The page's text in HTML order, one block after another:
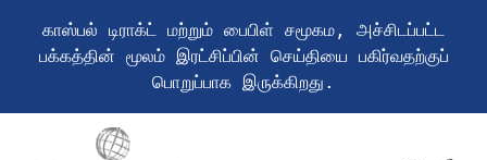
காஸ்பல் டிராக்ட் மற்றும் பைபிள் சமூகம, அச்சிடப்பட்ட
பக்கத்தின் மூலம் இரட்சிப்பின் செய்தியை பகிர்வதற்குப்
பொறுப்பாக இருக்கிறது.